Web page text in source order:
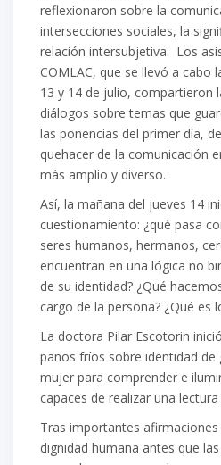
reflexionaron sobre la
intersecciones sociales, la
relación intersubjetiva. Los
COMLAC, que se llevó a cabo
13 y 14 de julio, compartieron
diálogos sobre temas que
las ponencias del primer día,
quehacer de la comunicación
más amplio y diverso.
Así, la mañana del jueves 14
cuestionamiento: ¿qué pasa
seres humanos, hermanos,
encuentran en una lógica no
de su identidad? ¿Qué
cargo de la persona? ¿Qué es
La doctora Pilar Escotorin
paños fríos sobre identidad de
mujer para comprender e
capaces de realizar una
Tras importantes
dignidad humana antes que